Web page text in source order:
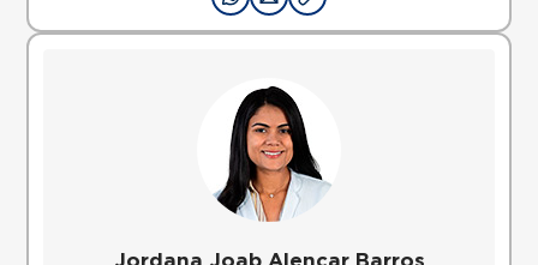
Jordana Joab Alencar Barros